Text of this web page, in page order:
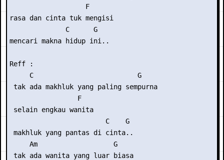
                   F
rasa dan cinta tuk mengisi
              C      G
mencari makna hidup ini..
Reff :
     C                          G
tak ada makhluk yang paling sempurna
                 F
selain engkau wanita
                        C    G
makhluk yang pantas di cinta..
     Am                   G
tak ada wanita yang luar biasa